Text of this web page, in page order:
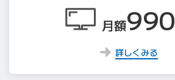
月額990
詳しくみる